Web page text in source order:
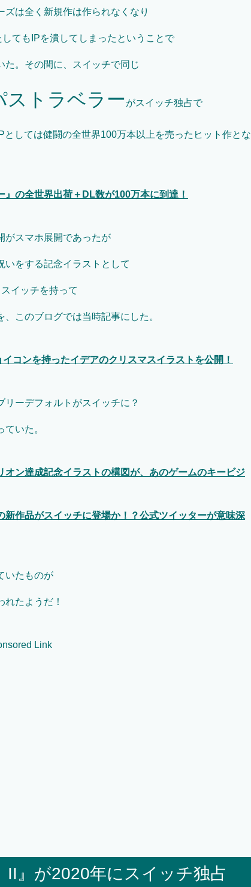
は全く新規作は作られなくなり
てもIPを潰してしまったということで
。その間に、スイッチで同じ
ストラベラーがスイッチ独占で
しては健闘の全世界100万本以上を売ったヒット作とな
の全世界出荷＋DL数が100万本に到達！
がスマホ展開であったが
いをする記念イラストとして
イッチを持って
このブログでは当時記事にした。
コンを持ったイデアのクリスマスイラストを公開！
ーデフォルトがスイッチに？
いた。
オン達成記念イラストの構図が、あのゲームのキービジ
新作品がスイッチに登場か！？公式ツイッターが意味深
いたものが
たようだ！
Link
II』が2020年にスイッチ独占